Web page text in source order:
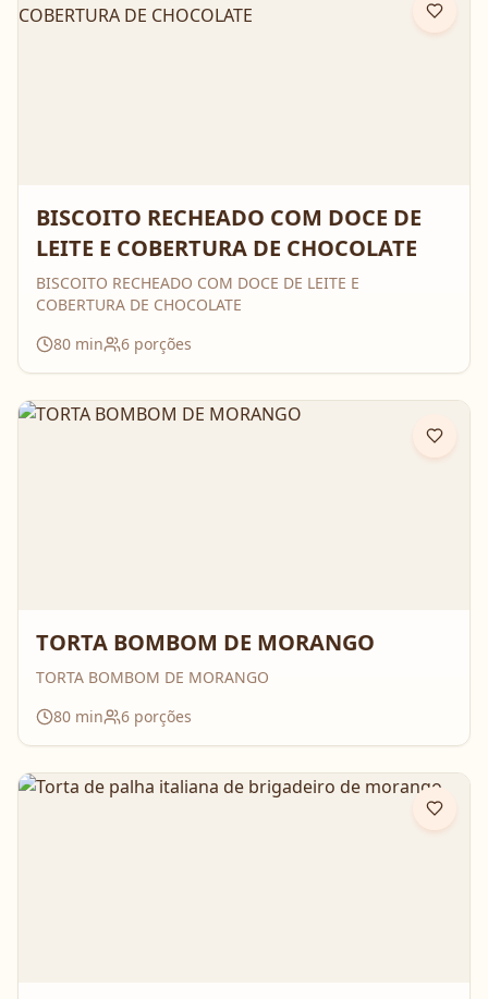
BISCOITO RECHEADO COM DOCE DE
LEITE E COBERTURA DE CHOCOLATE
BISCOITO RECHEADO COM DOCE DE LEITE E
COBERTURA DE CHOCOLATE
80 min 6 porções
TORTA BOMBOM DE MORANGO
TORTA BOMBOM DE MORANGO
80 min 6 porções